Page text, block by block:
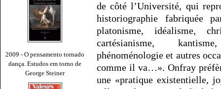
2009 - O pensamento tornado
dança. Estudos em torno de
George Steiner
de côté l’Université, qui
historiographie fabriquée
platonisme, idéalisme,
cartésianisme,
phénoménologie et autres
comme il va…». Onfray
une «pratique existentielle,